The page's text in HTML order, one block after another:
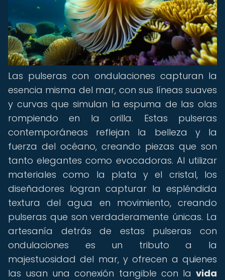
Las pulseras con ondulaciones capturan la
esencia misma del mar, con sus líneas suaves
y curvas que simulan la espuma de las olas
rompiendo en la orilla. Estas pulseras
contemporáneas reflejan la belleza y la
fuerza del océano, creando piezas que son
tanto elegantes como evocadoras. Al utilizar
materiales como la plata y el cristal, los
diseñadores logran capturar la espléndida
textura del agua en movimiento, creando
pulseras que son verdaderamente únicas. La
artesanía detrás de estas pulseras con
ondulaciones es un tributo a la
majestuosidad del mar, y ofrecen a quienes
las usan una conexión tangible con la vida